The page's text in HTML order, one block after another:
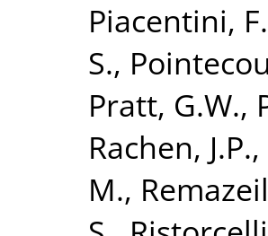
Piacentini, F.
S.,
Pratt, G.W.,
Rachen, J.P.,
M.,